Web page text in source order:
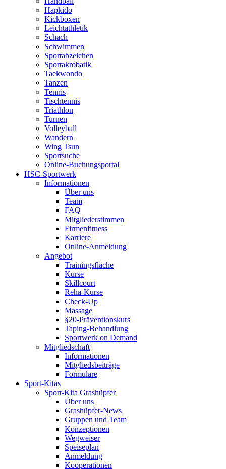
Hapkido
Kickboxen
Leichtathletik
Schach
Schwimmen
Sportabzeichen
Sportakrobatik
Taekwondo
Tanzen
Tennis
Tischtennis
Triathlon
Turnen
Volleyball
Wandern
Wing Tsun
Sportsuche
Online-Buchungsportal
HSC-Sportwerk
Informationen
Über uns
Team
FAQ
Mitgliederstimmen
Firmenfitness
Karriere
Online-Anmeldung
Angebot
Trainingsfläche
Kurse
Skillcourt
Reha-Kurse
Check-Up
Massage
§20-Präventionskurs
Taping-Behandlung
Sportwerk on Demand
Mitgliedschaft
Informationen
Mitgliedsbeiträge
Formulare
Sport-Kitas
Sport-Kita Grashüpfer
Über uns
Grashüpfer-News
Gruppen und Team
Konzeptionen
Wegweiser
Speiseplan
Anmeldung
Kooperationen